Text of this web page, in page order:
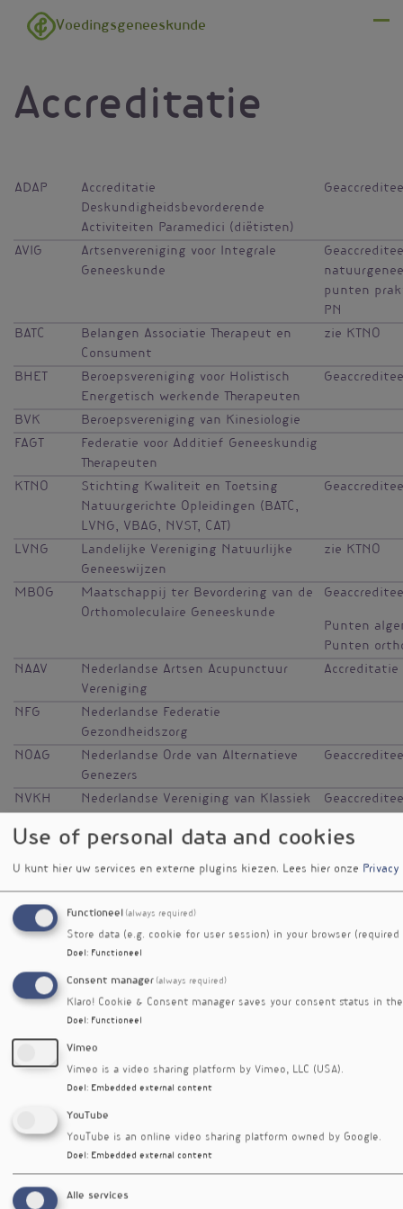
Overslaan en naar de inhoud gaan
Voedingsgeneeskunde
Accreditatie
ADAP
Accreditatie
Deskundigheidsbevorderende
Activiteiten Paramedici (diëtisten)
AVIG
Artsenvereniging voor Integrale
Geneeskunde
punten
PN
BATC
Belangen Associatie Therapeut en
Consument
zie KTNO
BHET
Beroepsvereniging voor Holistisch
Energetisch werkende Therapeuten
BVK
Beroepsvereniging van Kinesiologie
FAGT
Federatie voor Additief Geneeskundig
Therapeuten
KTNO
Stichting Kwaliteit en Toetsing
Natuurgerichte Opleidingen (BATC,
LVNG, VBAG, NVST, CAT)
LVNG
Landelijke Vereniging Natuurlijke
Geneeswijzen
zie KTNO
MBOG
Maatschappij ter Bevordering van de
Orthomoleculaire Geneeskunde
Punten
Punten
NAAV
Nederlandse Artsen Acupunctuur
Vereniging
NFG
Nederlandse Federatie
Gezondheidszorg
NOAG
Nederlandse Orde van Alternatieve
Genezers
NVKH
Nederlandse Vereniging van Klassiek
NVD Nederlandse Vereniging van Diëtisten
NVVM/RM Nederlandse Vereniging voor
NWP
Nederlandse Werkgroep van
Praktizijns in de Natuurlijke
Geneeskunst
SNRO
Vereniging ter Bevordering van
Use of personal data and cookies
U kunt hier uw services en externe plugins kiezen. Lees hier onze
Functioneel (always required)
Store data (e.g. cookie for user session) in your browser
Doel : Functioneel
Consent manager (always required)
Klaro! Cookie & Consent manager saves your consent status in
Doel : Functioneel
Vimeo
Vimeo is a video sharing platform by Vimeo, LLC (USA).
Doel : Embedded external content
YouTube
YouTube is an online video sharing platform owned by Google.
Doel : Embedded external content
Alle services